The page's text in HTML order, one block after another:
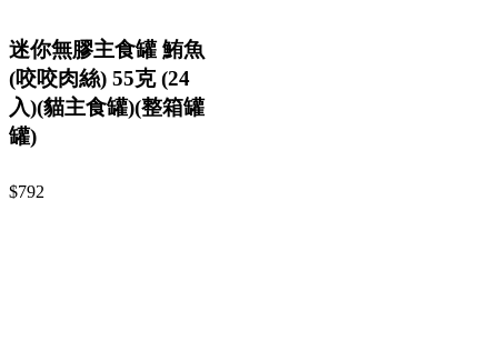
迷你無膠主食罐 鮪魚
(咬咬肉絲) 55克 (24
入)(貓主食罐)(整箱罐
罐)
$792